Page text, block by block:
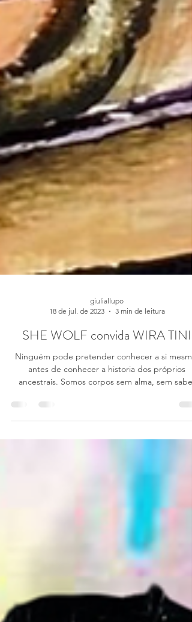
giuliallupo
18 de jul. de 2023
3 min de leitura
SHE WOLF convida WIRA TINI
Ninguém pode pretender conhecer a si
ancestrais. Somos corpos sem alma, sem saber
isso....